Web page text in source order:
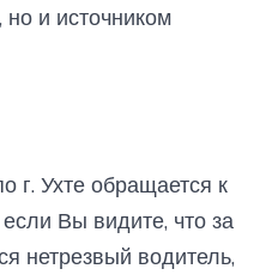
и источником
Ухте обращается к
Вы видите, что за
нетрезвый водитель,